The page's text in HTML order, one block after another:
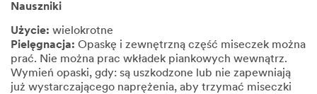
Nauszniki
Użycie: wielokrotne
Pielęgnacja: Opaskę i zewnętrzną część miseczek można
prać. Nie można prac wkładek piankowych wewnątrz.
Wymień opaski, gdy: są uszkodzone lub nie zapewniają
już wystarczającego naprężenia, aby trzymać miseczki